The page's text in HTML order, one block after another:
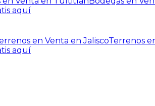
aquí
en Venta en JaliscoTerrenos
aquí